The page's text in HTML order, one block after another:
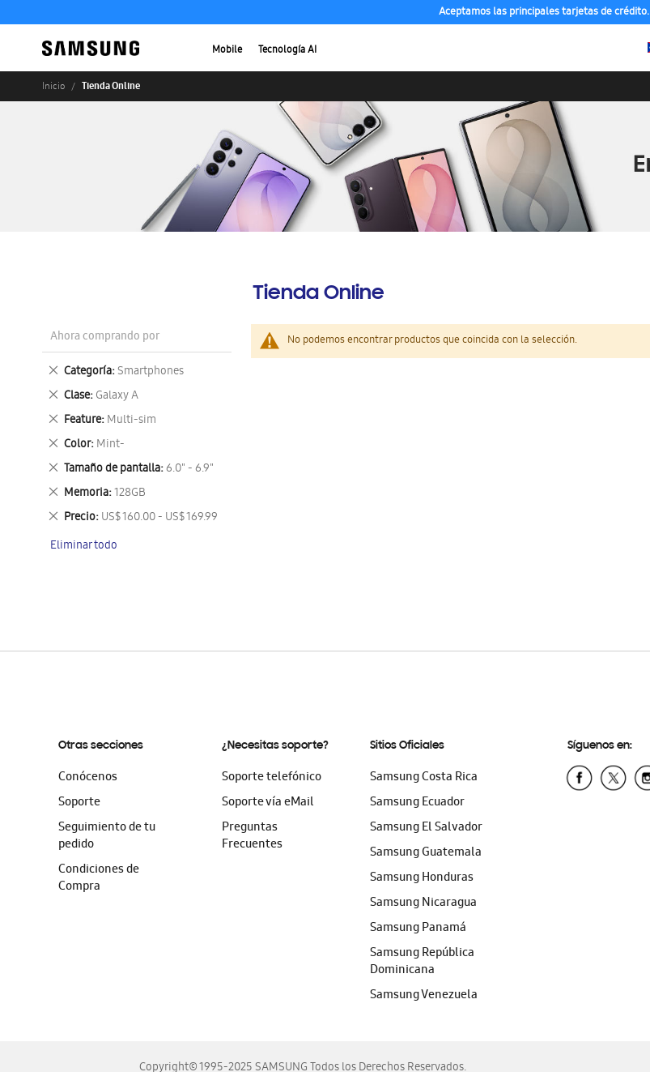
Aceptamos las principales tarjetas de crédito.
Mobile Tecnología AI
Inicio Tienda Online
Tienda Online
No podemos encontrar productos que coincida con la selección.
Ahora comprando por
Categoría Smartphones
Eliminar
este
artículo
Clase Galaxy A
Eliminar
este
artículo
Feature Multi-sim
Eliminar
este
artículo
Color Mint-
Eliminar
este
artículo
Tamaño de pantalla 6.0" - 6.9"
Eliminar
este
artículo
Memoria 128GB
Eliminar
este
artículo
Precio US$ 160.00 - US$ 169.99
Eliminar
artículo
Eliminar todo
Otras secciones
Conócenos
Soporte
Seguimiento de tu
pedido
Condiciones de
Compra
¿Necesitas soporte?
Soporte telefónico
Soporte vía eMail
Preguntas
Frecuentes
Sitios Oficiales
Samsung Costa Rica
Samsung Ecuador
Samsung El Salvador
Samsung Guatemala
Samsung Honduras
Samsung Nicaragua
Samsung Panamá
Samsung República
Dominicana
Samsung Venezuela
Síguenos en:
Copyright© 1995-2025 SAMSUNG Todos los Derechos Reservados.